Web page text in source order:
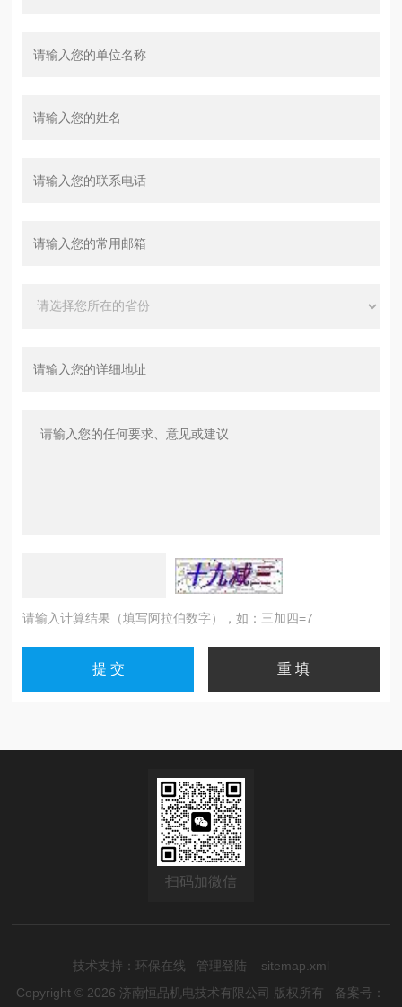
请输入计算结果（填写阿拉伯数字），如：三加四=7
扫码加微信
技术支持： 环保在线 管理登陆
sitemap.xml
Copyright © 2026 济南恒品机电技术有限公司 版权所有 备案号：